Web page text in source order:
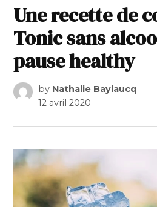
Une recette de
Tonic sans
pause healthy
by Nathalie Baylaucq
12 avril 2020